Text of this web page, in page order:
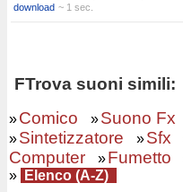
download ~ 1 sec.
FTrova suoni simili:
»Comico »Suono Fx
»Sintetizzatore »Sfx
Computer
»Fumetto
» Elenco (A-Z)